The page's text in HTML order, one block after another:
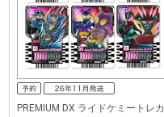
PREMIUM DX ライドケミートレカ